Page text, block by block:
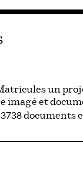
un
imagé et
3738documents